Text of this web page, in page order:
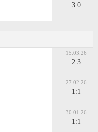
3:0
15.03.26
2:3
27.02.26
1:1
30.01.26
1:1